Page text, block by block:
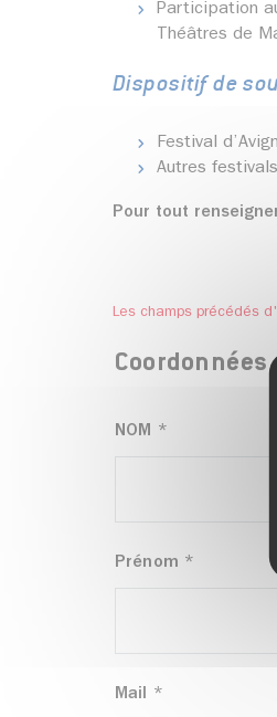
Participation
Théâtres de
Dispositif de
Festival
Autres
Pour tout
Les champs précédés
Coordonnées
NOM *
Prénom *
Mail *